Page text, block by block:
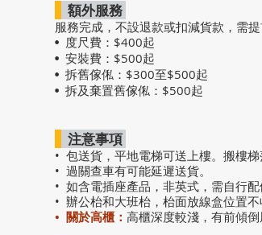
額外服務
服務完成，不設退款或扣減貨款，需提
• 度尺費：$400起
• 安裝費：$500起
• 拆舊傢俬：$300至$500起
• 拆及棄置舊傢俬：$500起
注意事項
• 包送貨，平地電梯可送上樓。搬樓梯
• 過關查車有可能延遲送貨。
• 如含電插座產品，非英式，需自行配
• 辦公枱和大班枱，枱面放線盒位置不
• 關於高櫃： 高櫃深度較淺，有前傾倒